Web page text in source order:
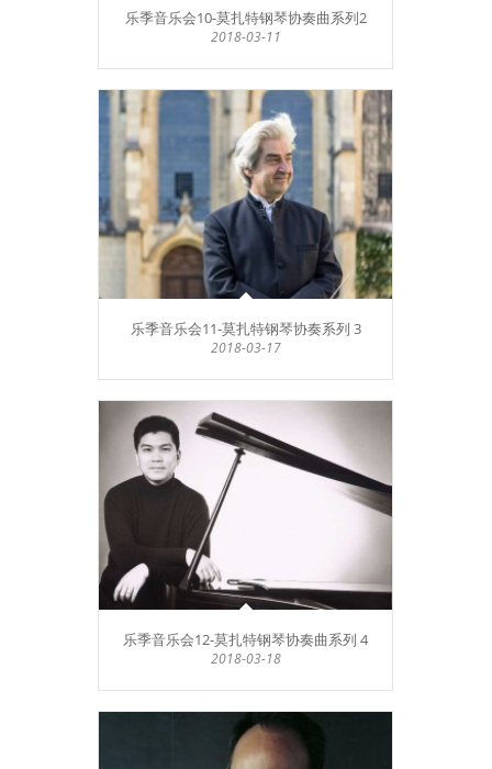
乐季音乐会10-莫扎特钢琴协奏曲系列2
2018-03-11
乐季音乐会11-莫扎特钢琴协奏系列 3
2018-03-17
乐季音乐会12-莫扎特钢琴协奏曲系列 4
2018-03-18